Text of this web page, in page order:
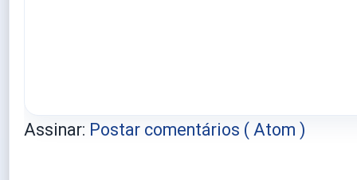
Assinar: Postar comentários ( Atom )